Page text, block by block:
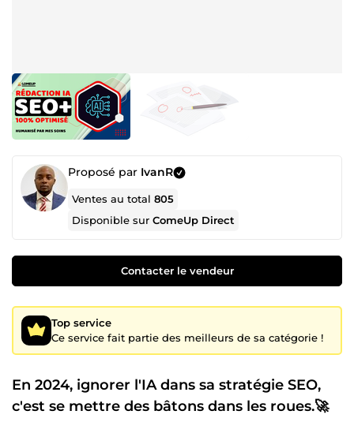
Proposé par IvanR
Ventes au total805
Disponible surComeUp Direct
Contacter le vendeur
Top service
Ce service fait partie des meilleurs de sa catégorie !
En 2024, ignorer l'IA dans sa stratégie SEO,
c'est se mettre des bâtons dans les roues.🚀